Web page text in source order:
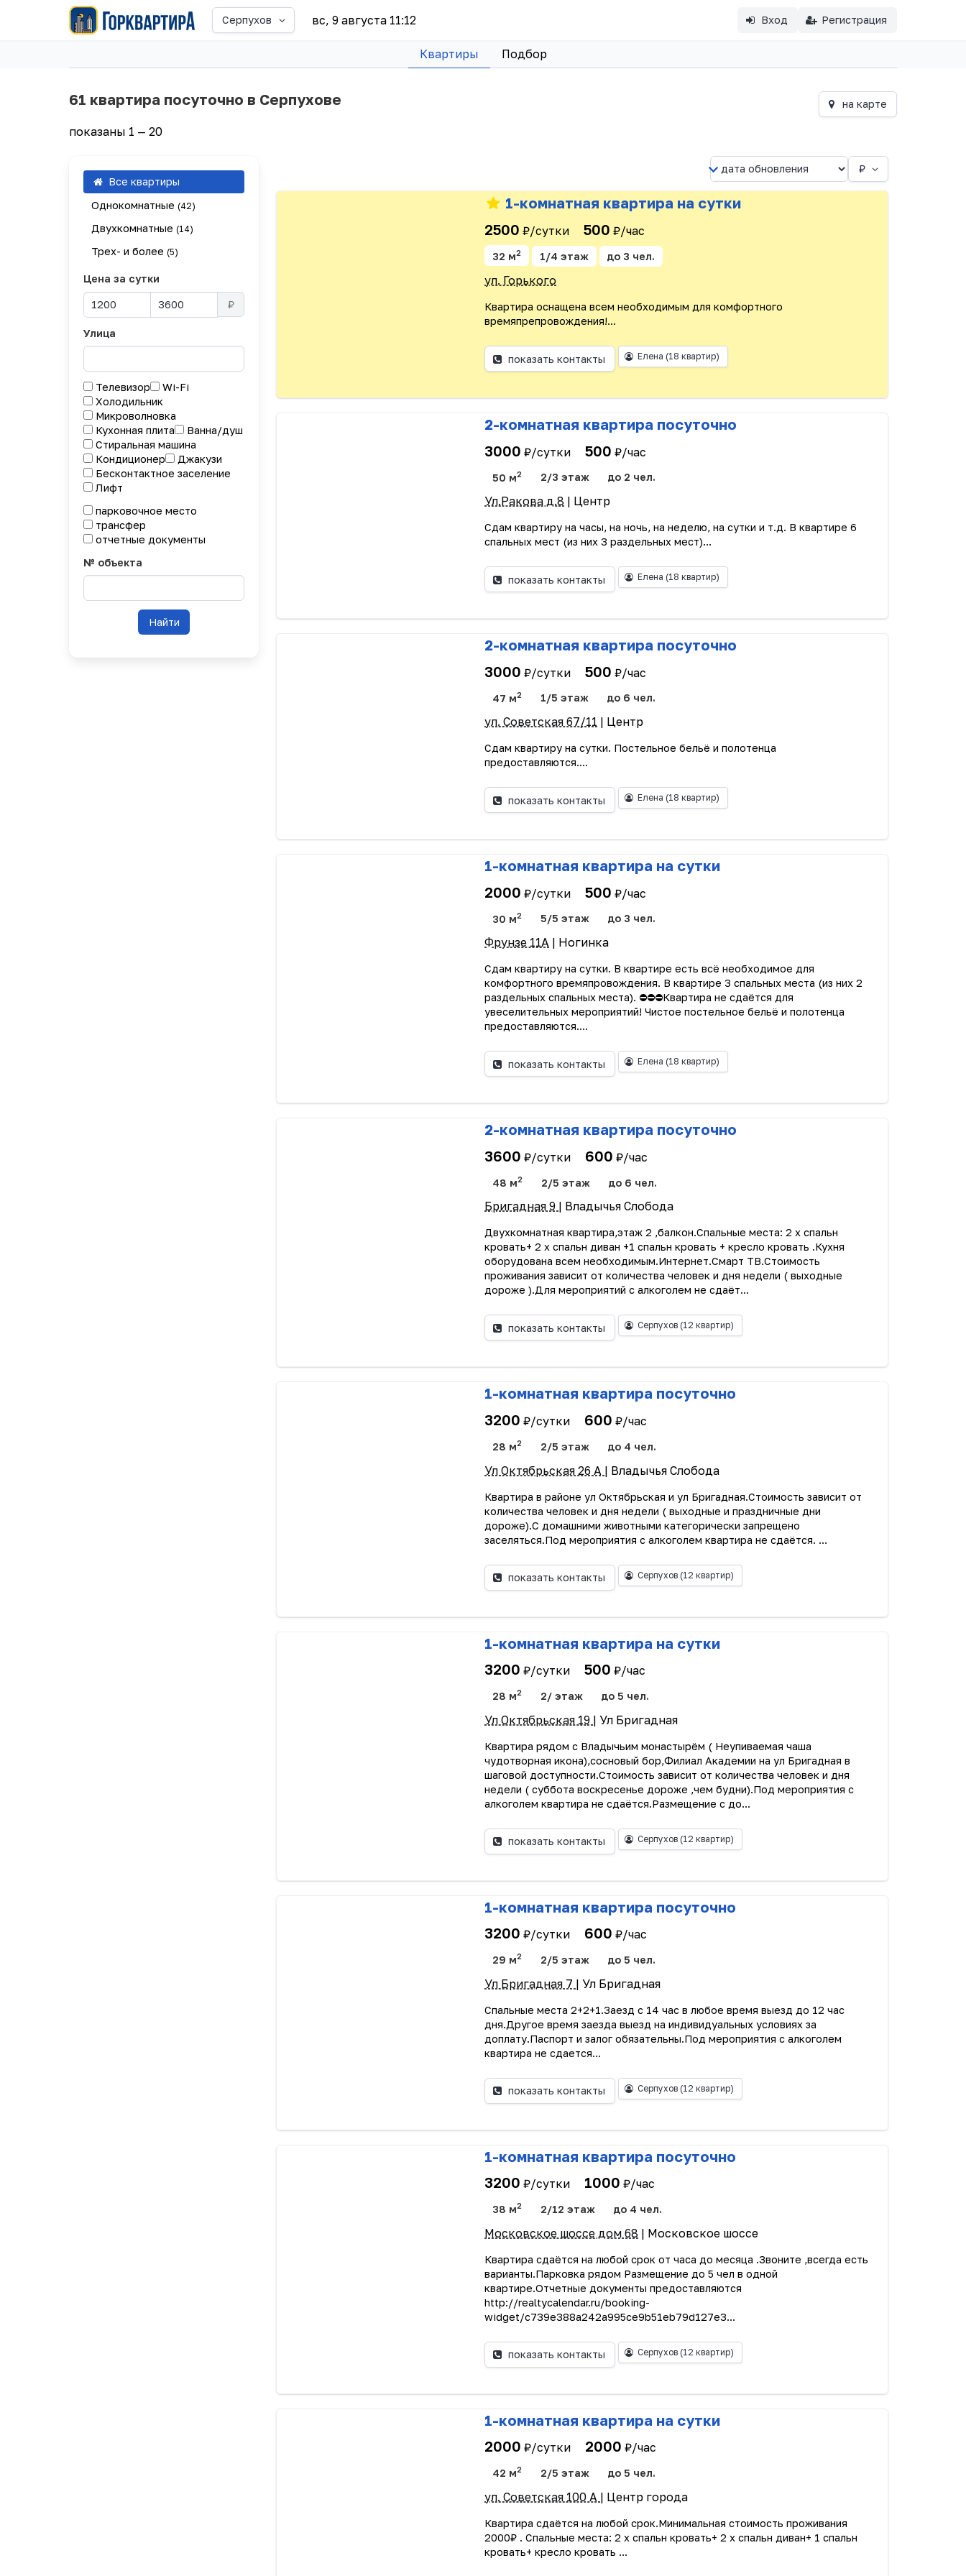
Серпухов вс, 9 августа 11:12 Вход Регистрация
Квартиры Подбор
61 квартира посуточно в Серпухове
показаны 1 — 20
на карте
Все квартиры
Однокомнатные (42)
Двухкомнатные (14)
Трех- и более (5)
Цена за сутки
₽
Улица
Телевизор
Wi-Fi
Холодильник
Микроволновка
Кухонная плита
Ванна/душ
Стиральная машина
Кондиционер
Джакузи
Бесконтактное заселение
Лифт
парковочное место
трансфер
отчетные документы
№ объекта
₽
1-комнатная квартира на сутки
2500 ₽/сутки 500 ₽/час
32 м2 1/4 этаж до 3 чел.
ул. Горького
Квартира оснащена всем необходимым для комфортного
времяпрепровождения!...
показать контакты Елена (18 квартир)
2-комнатная квартира посуточно
3000 ₽/сутки 500 ₽/час
50 м2 2/3 этаж до 2 чел.
Ул.Ракова д.8 | Центр
Сдам квартиру на часы, на ночь, на неделю, на сутки и т.д. В квартире 6
спальных мест (из них 3 раздельных мест)...
показать контакты Елена (18 квартир)
2-комнатная квартира посуточно
3000 ₽/сутки 500 ₽/час
47 м2 1/5 этаж до 6 чел.
ул. Советская 67/11 | Центр
Сдам квартиру на сутки. Постельное бельё и полотенца
предоставляются....
показать контакты Елена (18 квартир)
1-комнатная квартира на сутки
2000 ₽/сутки 500 ₽/час
30 м2 5/5 этаж до 3 чел.
Фрунзе 11А | Ногинка
Сдам квартиру на сутки. В квартире есть всё необходимое для
комфортного времяпровождения. В квартире 3 спальных места (из них 2
раздельных спальных места). ⛔⛔⛔Квартира не сдаётся для
увеселительных мероприятий! Чистое постельное бельё и полотенца
предоставляются....
показать контакты Елена (18 квартир)
2-комнатная квартира посуточно
3600 ₽/сутки 600 ₽/час
48 м2 2/5 этаж до 6 чел.
Бригадная 9 | Владычья Слобода
Двухкомнатная квартира,этаж 2 ,балкон.Спальные места: 2 х спальн
кровать+ 2 х спальн диван +1 спальн кровать + кресло кровать .Кухня
оборудована всем необходимым.Интернет.Смарт ТВ.Стоимость
проживания зависит от количества человек и дня недели ( выходные
дороже ).Для мероприятий с алкоголем не сдаёт...
показать контакты Серпухов (12 квартир)
1-комнатная квартира посуточно
3200 ₽/сутки 600 ₽/час
28 м2 2/5 этаж до 4 чел.
Ул Октябрьская 26 А | Владычья Слобода
Квартира в районе ул Октябрьская и ул Бригадная.Стоимость зависит от
количества человек и дня недели ( выходные и праздничные дни
дороже).С домашними животными категорически запрещено
заселяться.Под мероприятия с алкоголем квартира не сдаётся. ...
показать контакты Серпухов (12 квартир)
1-комнатная квартира на сутки
3200 ₽/сутки 500 ₽/час
28 м2 2/ этаж до 5 чел.
Ул Октябрьская 19 | Ул Бригадная
Квартира рядом с Владычьим монастырём ( Неупиваемая чаша
чудотворная икона),сосновый бор,Филиал Академии на ул Бригадная в
шаговой доступности.Стоимость зависит от количества человек и дня
недели ( суббота воскресенье дороже ,чем будни).Под мероприятия с
алкоголем квартира не сдаётся.Размещение с до...
показать контакты Серпухов (12 квартир)
1-комнатная квартира посуточно
3200 ₽/сутки 600 ₽/час
29 м2 2/5 этаж до 5 чел.
Ул Бригадная 7 | Ул Бригадная
Спальные места 2+2+1.Заезд с 14 час в любое время выезд до 12 час
дня.Другое время заезда выезд на индивидуальных условиях за
доплату.Паспорт и залог обязательны.Под мероприятия с алкоголем
квартира не сдается...
показать контакты Серпухов (12 квартир)
1-комнатная квартира посуточно
3200 ₽/сутки 1000 ₽/час
38 м2 2/12 этаж до 4 чел.
Московское шоссе дом 68 | Московское шоссе
Квартира сдаётся на любой срок от часа до месяца .Звоните ,всегда есть
варианты.Парковка рядом Размещение до 5 чел в одной
квартире.Отчетные документы предоставляются
http://realtycalendar.ru/booking-
widget/c739e388a242a995ce9b51eb79d127e3...
показать контакты Серпухов (12 квартир)
1-комнатная квартира на сутки
2000 ₽/сутки 2000 ₽/час
42 м2 2/5 этаж до 5 чел.
ул. Советская 100 А | Центр города
Квартира сдаётся на любой срок.Минимальная стоимость проживания
2000₽ . Спальные места: 2 х спальн кровать+ 2 х спальн диван+ 1 спальн
кровать+ кресло кровать ...